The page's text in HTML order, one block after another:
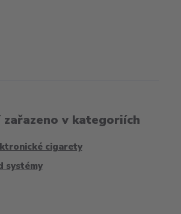
zařazeno v kategoriích
cigarety
systémy